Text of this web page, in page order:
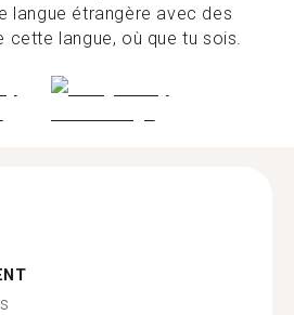
langue étrangère avec des
cette langue, où que tu sois.